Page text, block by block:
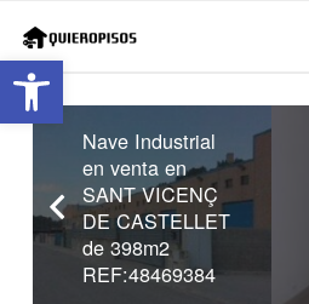
Abrir barra de herramientas
Nave Industrial
en venta en
SANT VICENÇ
DE CASTELLET
de 398m2
REF:48469384